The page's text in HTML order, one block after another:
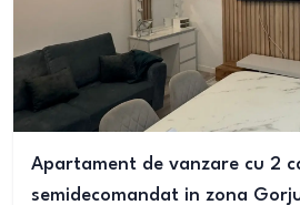
Apartament de vanzare cu 2
semidecomandat in zona